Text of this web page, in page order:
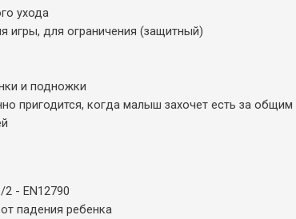
ухода
игры, для ограничения (защитный)
и подножки
пригодится, когда малыш захочет есть за
2 - EN12790
падения ребенка